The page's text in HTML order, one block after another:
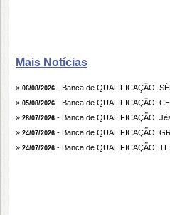
Mais Notícias
» 06/08/2026 - Banca de QUALIFICAÇÃO:
» 05/08/2026 - Banca de QUALIFICAÇÃO:
» 28/07/2026 - Banca de QUALIFICAÇÃO:
» 24/07/2026 - Banca de QUALIFICAÇÃO:
» 24/07/2026 - Banca de QUALIFICAÇÃO: